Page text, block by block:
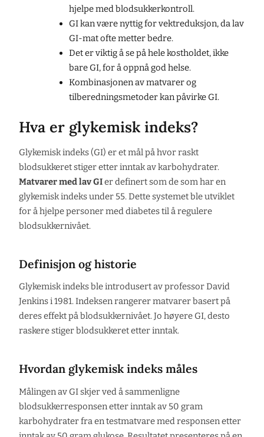
hjelpe med blodsukkerkontroll.
GI kan være nyttig for vektreduksjon, da lav
GI-mat ofte metter bedre.
Det er viktig å se på hele kostholdet, ikke
bare GI, for å oppnå god helse.
Kombinasjonen av matvarer og
tilberedningsmetoder kan påvirke GI.
Hva er glykemisk indeks?
Glykemisk indeks (GI) er et mål på hvor raskt
blodsukkeret stiger etter inntak av karbohydrater.
Matvarer med lav GIer definert som de som har en
glykemisk indeks under 55. Dette systemet ble utviklet
for å hjelpe personer med diabetes til å regulere
blodsukkernivået.
Definisjon og historie
Glykemisk indeks ble introdusert av professor David
Jenkins i 1981. Indeksen rangerer matvarer basert på
deres effekt på blodsukkernivået. Jo høyere GI, desto
raskere stiger blodsukkeret etter inntak.
Hvordan glykemisk indeks måles
Målingen av GI skjer ved å sammenligne
blodsukkerresponsen etter inntak av 50 gram
karbohydrater fra en testmatvare med responsen etter